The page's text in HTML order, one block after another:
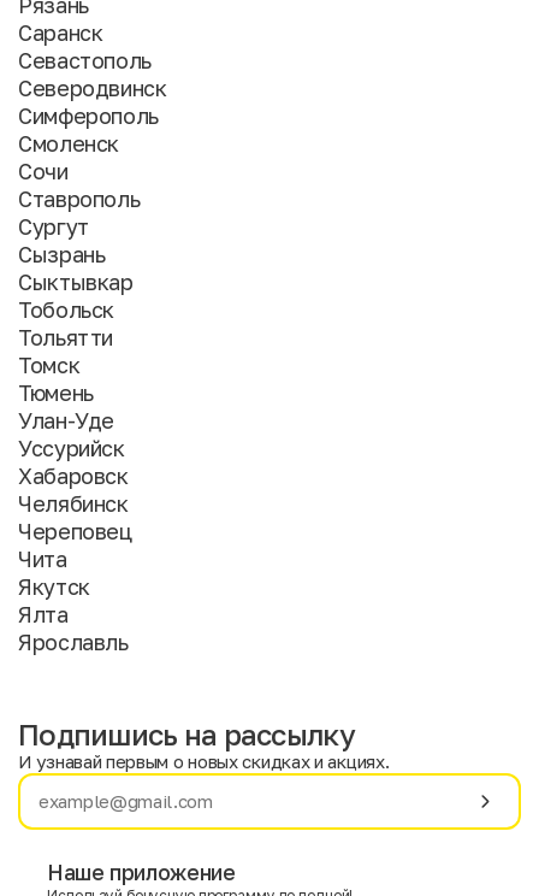
Саранск
Севастополь
Северодвинск
Симферополь
Смоленск
Сочи
Ставрополь
Сургут
Сызрань
Сыктывкар
Тобольск
Тольятти
Томск
Тюмень
Улан-Уде
Уссурийск
Хабаровск
Челябинск
Череповец
Чита
Якутск
Ялта
Ярославль
Имя
Подпишись на рассылку
И узнавай первым о новых скидках и акциях.
Наше приложение